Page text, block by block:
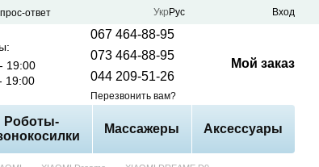
ответ
Укр Рус Вход
19:00
19:00
067 464-88-95
073 464-88-95
044 209-51-26
Перезвонить вам?
Мой заказ
Роботы-
Массажеры Аксессуары